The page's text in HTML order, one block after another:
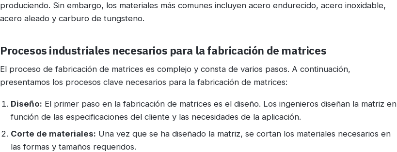
produciendo. Sin embargo, los materiales más comunes incluyen acero endurecido, acero inoxidable,
acero aleado y carburo de tungsteno.
Procesos industriales necesarios para la fabricación de matrices
El proceso de fabricación de matrices es complejo y consta de varios pasos. A continuación,
presentamos los procesos clave necesarios para la fabricación de matrices:
Diseño: El primer paso en la fabricación de matrices es el diseño. Los ingenieros diseñan la matriz en
función de las especificaciones del cliente y las necesidades de la aplicación.
Corte de materiales: Una vez que se ha diseñado la matriz, se cortan los materiales necesarios en
las formas y tamaños requeridos.